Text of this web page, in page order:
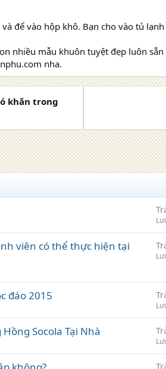
để vào hộp khô. Bạn cho vào tủ
nhiều mẫu khuôn tuyệt đẹp luôn
nha.
khăn trong
viên có thể thực hiện tại
đáo 2015
Socola Tại Nhà